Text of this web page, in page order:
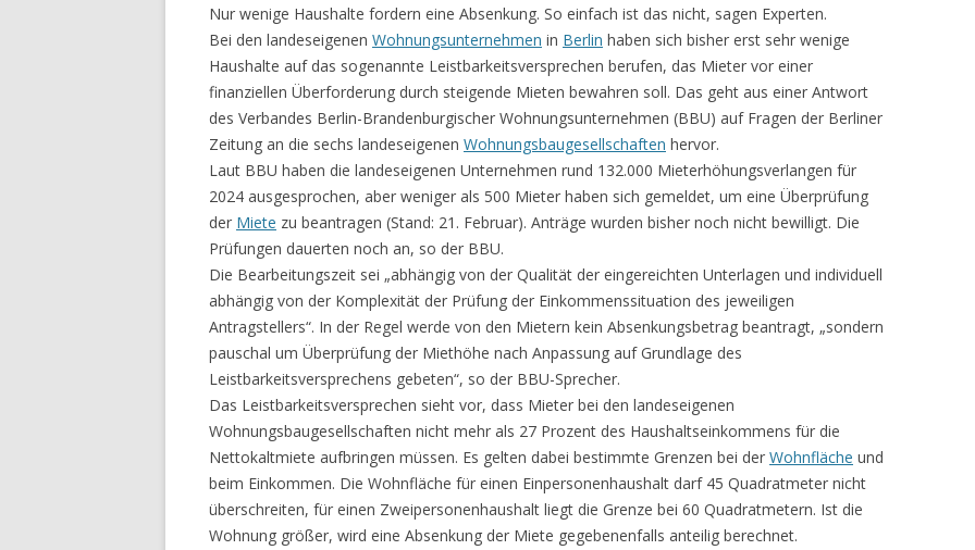
Nur wenige Haushalte fordern eine Absenkung. So einfach ist das nicht, sagen Experten.
Bei den landeseigenen Wohnungsunternehmen in Berlin haben sich bisher erst sehr wenige
Haushalte auf das sogenannte Leistbarkeitsversprechen berufen, das Mieter vor einer
finanziellen Überforderung durch steigende Mieten bewahren soll. Das geht aus einer Antwort
des Verbandes Berlin-Brandenburgischer Wohnungsunternehmen (BBU) auf Fragen der Berliner
Zeitung an die sechs landeseigenen Wohnungsbaugesellschaften hervor.
Laut BBU haben die landeseigenen Unternehmen rund 132.000 Mieterhöhungsverlangen für
2024 ausgesprochen, aber weniger als 500 Mieter haben sich gemeldet, um eine Überprüfung
der Miete zu beantragen (Stand: 21. Februar). Anträge wurden bisher noch nicht bewilligt. Die
Prüfungen dauerten noch an, so der BBU.
Die Bearbeitungszeit sei „abhängig von der Qualität der eingereichten Unterlagen und individuell
abhängig von der Komplexität der Prüfung der Einkommenssituation des jeweiligen
Antragstellers“. In der Regel werde von den Mietern kein Absenkungsbetrag beantragt, „sondern
pauschal um Überprüfung der Miethöhe nach Anpassung auf Grundlage des
Leistbarkeitsversprechens gebeten“, so der BBU-Sprecher.
Das Leistbarkeitsversprechen sieht vor, dass Mieter bei den landeseigenen
Wohnungsbaugesellschaften nicht mehr als 27 Prozent des Haushaltseinkommens für die
Nettokaltmiete aufbringen müssen. Es gelten dabei bestimmte Grenzen bei der Wohnfläche und
beim Einkommen. Die Wohnfläche für einen Einpersonenhaushalt darf 45 Quadratmeter nicht
überschreiten, für einen Zweipersonenhaushalt liegt die Grenze bei 60 Quadratmetern. Ist die
Wohnung größer, wird eine Absenkung der Miete gegebenenfalls anteilig berechnet.